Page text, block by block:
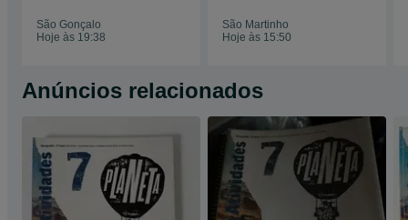
São Gonçalo
Hoje às 19:38
São Martinho
Hoje às 15:50
Anúncios relacionados